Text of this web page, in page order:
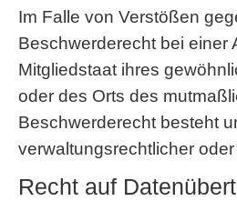
Im Falle von Verstößen
Beschwerderecht bei einer
Mitgliedstaat ihres
oder des Orts des
Beschwerderecht besteht
verwaltungsrechtlicher
Recht auf